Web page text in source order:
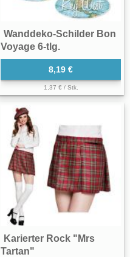
Wanddeko-Schilder Bon
Voyage 6-tlg.
8,19 €
1,37 € / Stk.
Karierter Rock "Mrs
Tartan"